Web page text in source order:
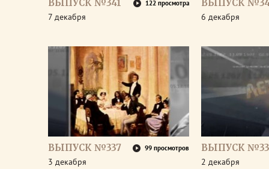
ВЫПУСК №341 122 просмотра
7 декабря
ВЫПУСК
6 декабря
ВЫПУСК №337 99 просмотров
3 декабря
ВЫПУСК
2 декабря